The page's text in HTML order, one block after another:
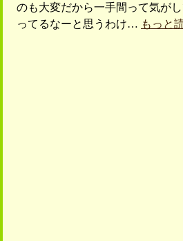
のも大変だから一手間って気が
ってるなーと思うわけ… もっと